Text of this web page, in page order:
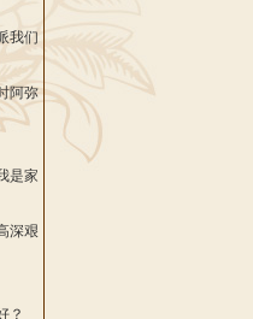
我们
阿弥
是家
深艰
？